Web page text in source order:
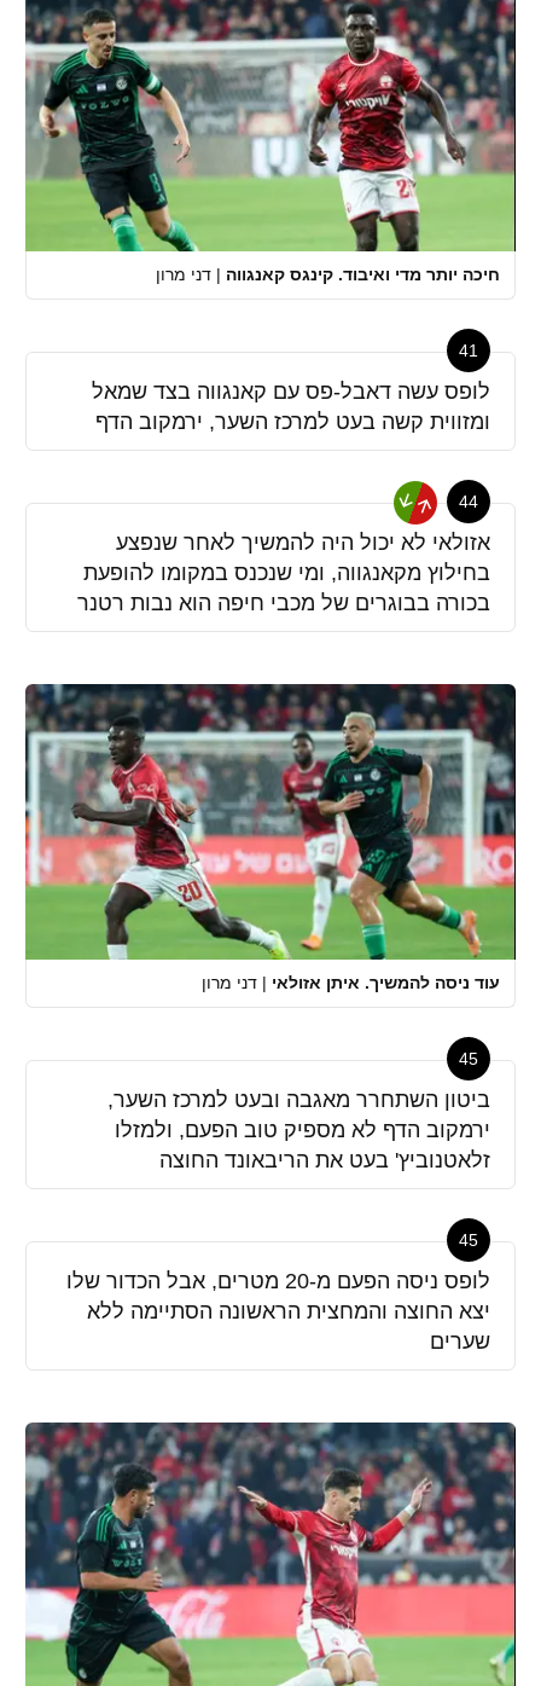
חיכה יותר מדי ואיבוד. קינגס קאנגווה | דני מרון
41
לופס עשה דאבל-פס עם קאנגווה בצד שמאל
ומזווית קשה בעט למרכז השער, ירמקוב הדף
44
אזולאי לא יכול היה להמשיך לאחר שנפצע
בחילוץ מקאנגווה, ומי שנכנס במקומו להופעת
בכורה בבוגרים של מכבי חיפה הוא נבות רטנר
עוד ניסה להמשיך. איתן אזולאי | דני מרון
45
ביטון השתחרר מאגבה ובעט למרכז השער,
ירמקוב הדף לא מספיק טוב הפעם, ולמזלו
זלאטנוביץ' בעט את הריבאונד החוצה
45
לופס ניסה הפעם מ-20 מטרים, אבל הכדור שלו
יצא החוצה והמחצית הראשונה הסתיימה ללא
שערים